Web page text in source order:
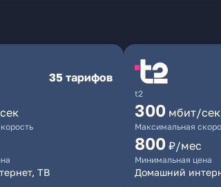
35 тарифов
ТВ
t2
300 мбит/сек
Максимальная
800 ₽/мес
Минимальная цена
Домашний